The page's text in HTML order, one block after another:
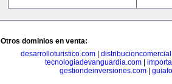
Otros dominios en venta:
desarrolloturistico.com
tecnologiadevanguardia.com|
gestiondeinversiones.com